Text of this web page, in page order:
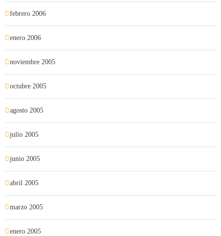
febrero 2006
enero 2006
noviembre 2005
octubre 2005
agosto 2005
julio 2005
junio 2005
abril 2005
marzo 2005
enero 2005